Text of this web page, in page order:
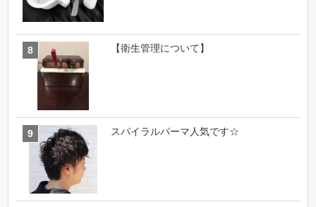
【衛生管理について】
スパイラルパーマ人気です☆